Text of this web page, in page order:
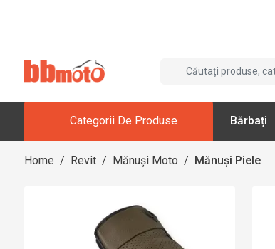
Categorii De Produse Bărbați
Home / Revit / Mănuși Moto / Mănuși Piele